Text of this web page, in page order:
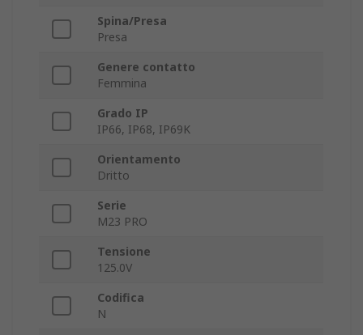
Spina/Presa
Presa
Genere contatto
Femmina
Grado IP
IP66, IP68, IP69K
Orientamento
Dritto
Serie
M23 PRO
Tensione
125.0V
Codifica
N